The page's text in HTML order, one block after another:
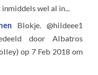
wel al in...
Blokje. @hildeee1
door Albatros
op 7 Feb 2018 om